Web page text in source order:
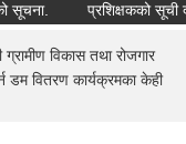
प्रशिक्षकको सूची दर्ता
विकास तथा रोजगार
डम वितरण कार्यक्रमका केही